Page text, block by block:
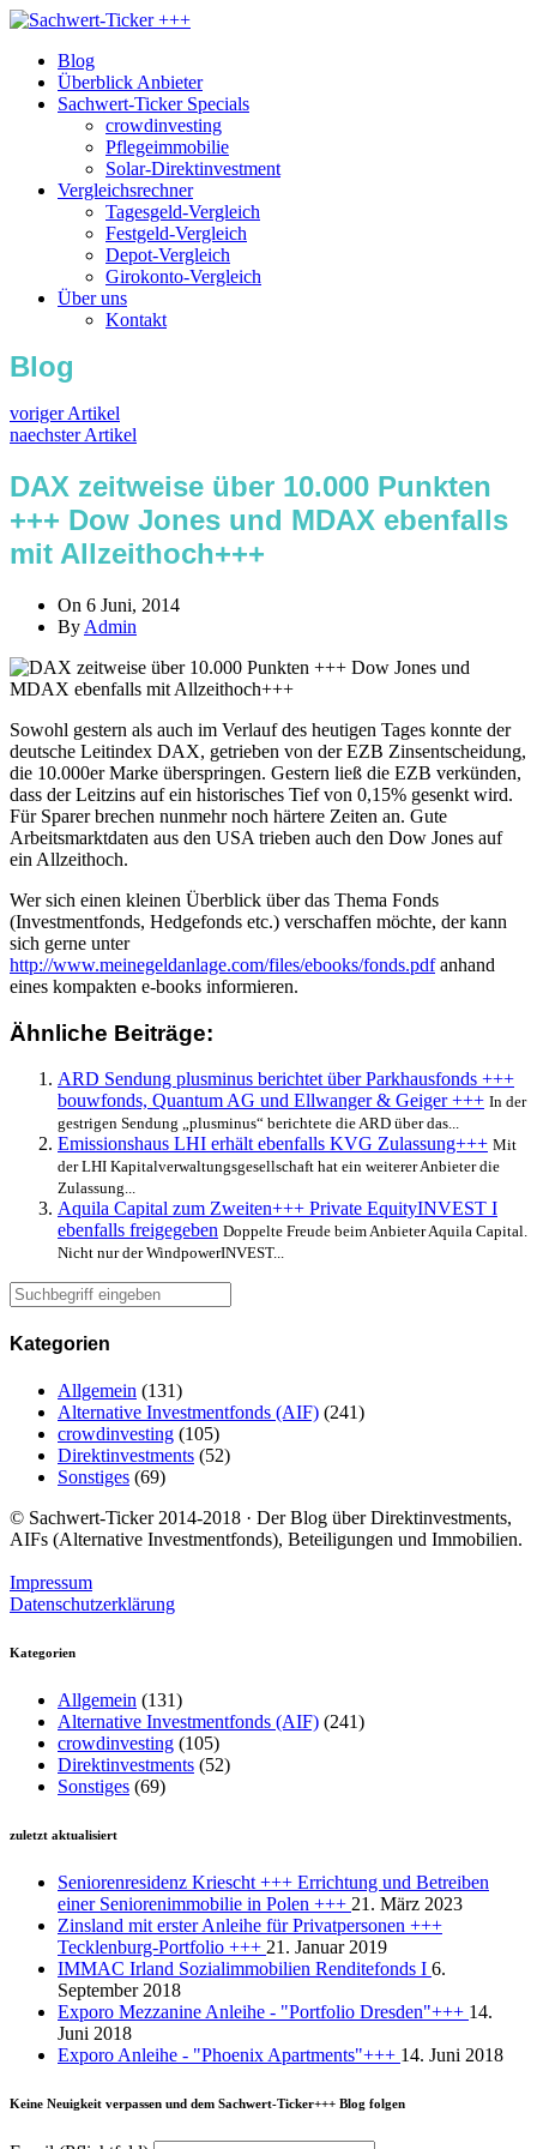
Blog
Überblick Anbieter
Sachwert-Ticker Specials
crowdinvesting
Pflegeimmobilie
Solar-Direktinvestment
Vergleichsrechner
Tagesgeld-Vergleich
Festgeld-Vergleich
Depot-Vergleich
Girokonto-Vergleich
Über uns
Kontakt
Blog
voriger Artikel
naechster Artikel
DAX zeitweise über 10.000 Punkten
+++ Dow Jones und MDAX ebenfalls
mit Allzeithoch+++
On 6 Juni, 2014
By Admin
Sowohl gestern als auch im Verlauf des heutigen Tages konnte der
deutsche Leitindex DAX, getrieben von der EZB Zinsentscheidung,
die 10.000er Marke überspringen. Gestern ließ die EZB verkünden,
dass der Leitzins auf ein historisches Tief von 0,15% gesenkt wird.
Für Sparer brechen nunmehr noch härtere Zeiten an. Gute
Arbeitsmarktdaten aus den USA trieben auch den Dow Jones auf
ein Allzeithoch.
Wer sich einen kleinen Überblick über das Thema Fonds
(Investmentfonds, Hedgefonds etc.) verschaffen möchte, der kann
sich gerne unter
http://www.meinegeldanlage.com/files/ebooks/fonds.pdfanhand
eines kompakten e-books informieren.
Ähnliche Beiträge:
ARD Sendung plusminus berichtet über Parkhausfonds +++
bouwfonds, Quantum AG und Ellwanger & Geiger +++ In der
gestrigen Sendung „plusminus“ berichtete die ARD über das...
Emissionshaus LHI erhält ebenfalls KVG Zulassung+++ Mit
der LHI Kapitalverwaltungsgesellschaft hat ein weiterer Anbieter die
Zulassung...
Aquila Capital zum Zweiten+++ Private EquityINVEST I
ebenfalls freigegeben Doppelte Freude beim Anbieter Aquila Capital.
Nicht nur der WindpowerINVEST...
Kategorien
Allgemein (131)
Alternative Investmentfonds (AIF) (241)
crowdinvesting (105)
Direktinvestments (52)
Sonstiges (69)
© Sachwert-Ticker 2014-2018 · Der Blog über Direktinvestments,
AIFs (Alternative Investmentfonds), Beteiligungen und Immobilien.
Impressum
Datenschutzerklärung
Kategorien
Allgemein (131)
Alternative Investmentfonds (AIF) (241)
crowdinvesting (105)
Direktinvestments (52)
Sonstiges (69)
zuletzt aktualisiert
Seniorenresidenz Kriescht +++ Errichtung und Betreiben
einer Seniorenimmobilie in Polen +++ 21. März 2023
Zinsland mit erster Anleihe für Privatpersonen +++
Tecklenburg-Portfolio +++ 21. Januar 2019
IMMAC Irland Sozialimmobilien Renditefonds I 6.
September 2018
Exporo Mezzanine Anleihe - "Portfolio Dresden"+++ 14.
Juni 2018
Exporo Anleihe - "Phoenix Apartments"+++ 14. Juni 2018
Keine Neuigkeit verpassen und dem Sachwert-Ticker+++ Blog folgen